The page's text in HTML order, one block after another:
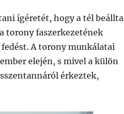
ígéretét, hogy a tél beállta
torony faszerkezetének
A torony munkálatai
elején, s mivel a külön
érkeztek,